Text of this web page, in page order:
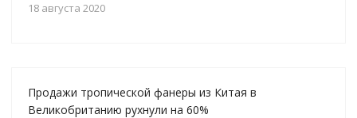
18 августа 2020
Продажи тропической фанеры из Китая в
Великобританию рухнули на 60%